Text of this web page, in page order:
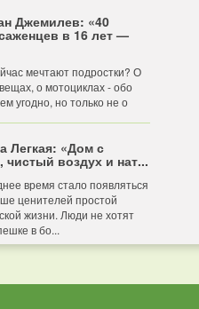
Джемилев: «40
в 16 лет —
мечтают подростки? О
о мотоциклах - обо
угодно, но только не о
Легкая: «Дом с
чистый воздух и нат...
время стало появляться
ценителей простой
жизни. Люди не хотят
в бо...